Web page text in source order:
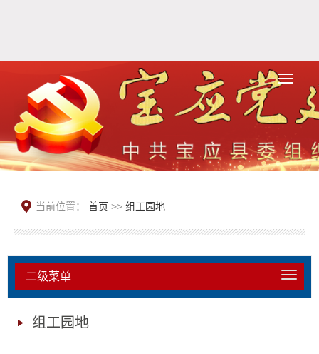
当前位置： 首页 >> 组工园地
二级菜单
组工园地